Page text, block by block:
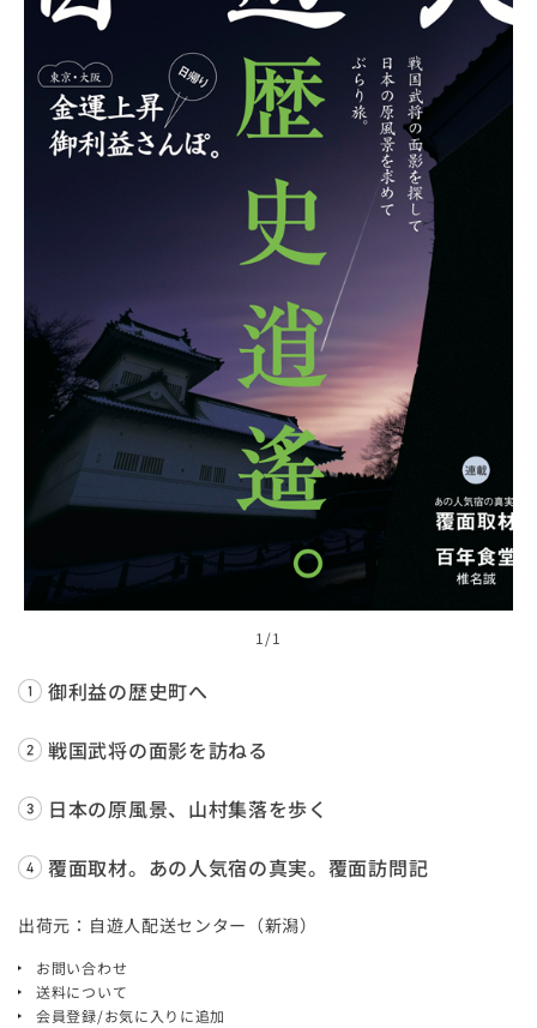
1 /1
御利益の歴史町へ
戦国武将の面影を訪ねる
日本の原風景、山村集落を歩く
覆面取材。あの人気宿の真実。覆面訪問記
出荷元：自遊人配送センター（新潟）
お問い合わせ
送料について
会員登録/お気に入りに追加